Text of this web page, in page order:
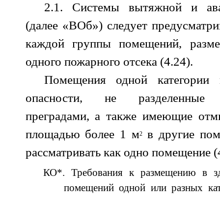
2.1. Системы вытяжной и
(далее «ВОб») следует
каждой группы помещений,
одного пожарного отсека (4.24).
Помещения одной категории
опасности, не разделенные
преградами, а также имеющие
площадью более 1 м2в другие
рассматривать как одно помещение
КО*. Требования к размещению в
помещений одной или разных